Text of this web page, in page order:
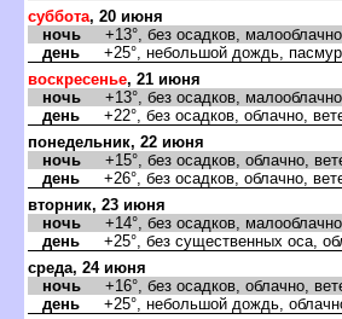
суббота, 20 июня
ночь +13°, без осадков,
день +25°, небольшой дождь,
оскресенье, 21 июня
ночь +13°, без осадков,
день +22°, без осадков, облачно,
понедельник, 22 июня
ночь +15°, без осадков, облачно,
день +26°, без осадков, облачно,
торник, 23 июня
ночь +14°, без осадков,
день +25°, без существенных оса,
среда, 24 июня
ночь +16°, без осадков, облачно,
день +25°, небольшой дождь,